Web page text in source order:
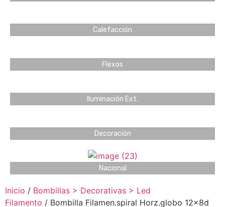
Calefacción
Flexos
Iluminación Ext.
Decoración
Nacional
Inicio / Bombillas > Decorativas > Led
Filamento / Bombilla Filamen.spiral Horz.globo 12x8d